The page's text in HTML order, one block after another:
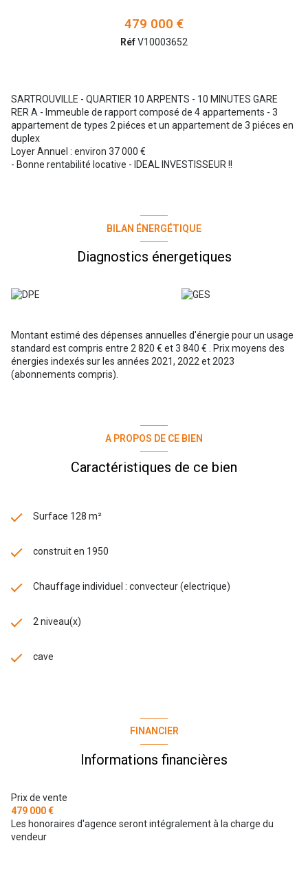
479 000 €
RéfV10003652
SARTROUVILLE - QUARTIER 10 ARPENTS - 10 MINUTES GARE
RER A - Immeuble de rapport composé de 4 appartements - 3
appartement de types 2 piéces et un appartement de 3 piéces en
duplex
Loyer Annuel : environ 37 000 €
- Bonne rentabilité locative - IDEAL INVESTISSEUR !!
BILAN ÉNERGÉTIQUE
Diagnostics énergetiques
Montant estimé des dépenses annuelles d'énergie pour un usage
standard est compris entre 2 820 € et 3 840 € . Prix moyens des
énergies indexés sur les années 2021, 2022 et 2023
(abonnements compris).
A PROPOS DE CE BIEN
Caractéristiques de ce bien
Surface 128 m²
construit en 1950
Chauffage individuel : convecteur (electrique)
2 niveau(x)
cave
FINANCIER
Informations financières
Prix de vente
479 000 €
Les honoraires d'agence seront intégralement à la charge du
vendeur